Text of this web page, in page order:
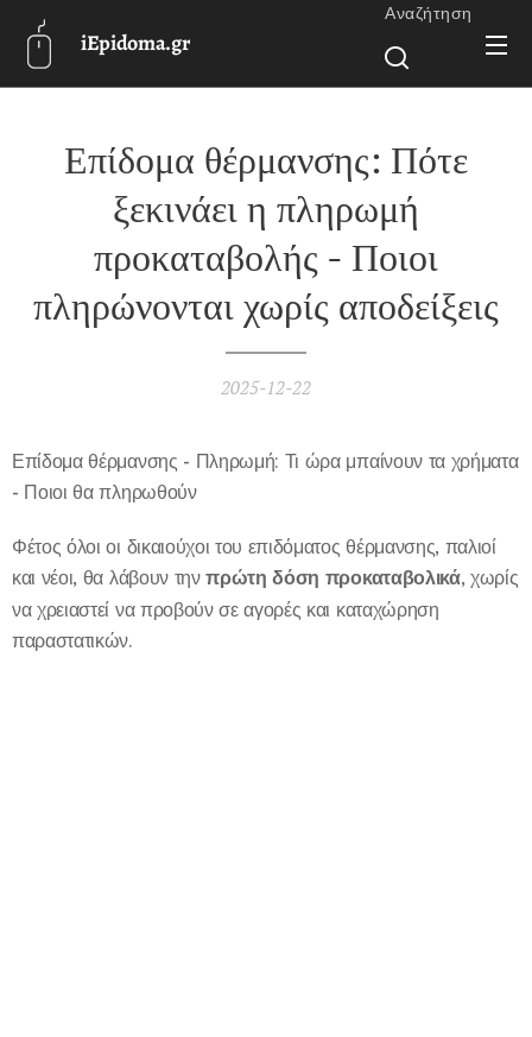
iEpidoma.gr
Αναζήτηση
Επίδομα θέρμανσης: Πότε
ξεκινάει η πληρωμή
προκαταβολής - Ποιοι
πληρώνονται χωρίς αποδείξεις
2025-12-22
Επίδομα θέρμανσης - Πληρωμή: Τι ώρα μπαίνουν τα χρήματα
- Ποιοι θα πληρωθούν
Φέτος όλοι οι δικαιούχοι του επιδόματος θέρμανσης, παλιοί
και νέοι, θα λάβουν τηνπρώτη δόση προκαταβολικά, χωρίς
να χρειαστεί να προβούν σε αγορές και καταχώρηση
παραστατικών.